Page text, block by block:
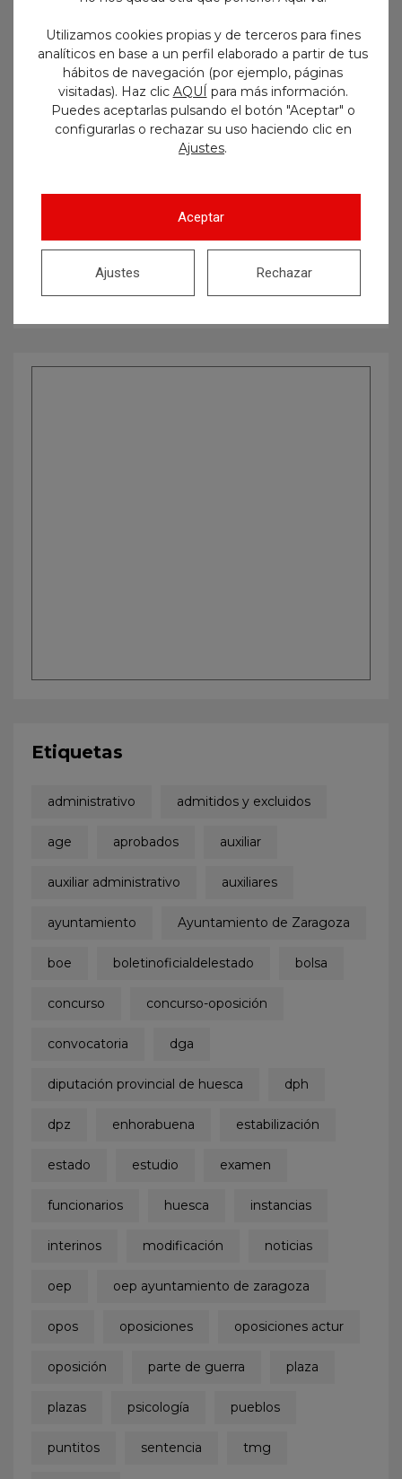
email todo lo que vayamos
publicando en nuestro blog!
Buscar
Etiquetas
administrativo admitidos y excluidos
age aprobados auxiliar
auxiliar administrativo auxiliares
ayuntamiento Ayuntamiento de Zaragoza
boe boletinoficialdelestado bolsa
concurso concurso-oposición
convocatoria dga
diputación provincial de huesca dph
dpz enhorabuena estabilización
estado estudio examen
funcionarios huesca instancias
interinos modificación noticias
oep oep ayuntamiento de zaragoza
opos oposiciones oposiciones actur
oposición parte de guerra plaza
plazas psicología pueblos
puntitos sentencia tmg
Utilizamos cookies propias y de terceros para fines
analíticos en base a un perfil elaborado a partir de tus
hábitos de navegación (por ejemplo, páginas
visitadas). Haz clic AQUÍ para más información.
Puedes aceptarlas pulsando el botón "Aceptar" o
configurarlas o rechazar su uso haciendo clic en
Ajustes.
Aceptar
Rechazar
Ajustes